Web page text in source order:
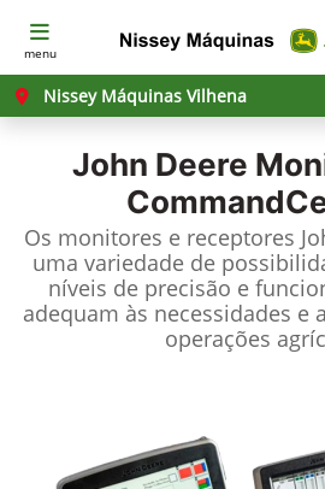
menu
Nissey Máquinas Vilhena
John Deere
Os monitores e receptores
uma variedade de
níveis de precisão e
adequam às necessidades e
operações